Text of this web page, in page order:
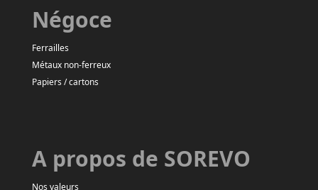
Négoce
Ferrailles
Métaux non-ferreux
Papiers / cartons
A propos de SOREVO
Nos valeurs